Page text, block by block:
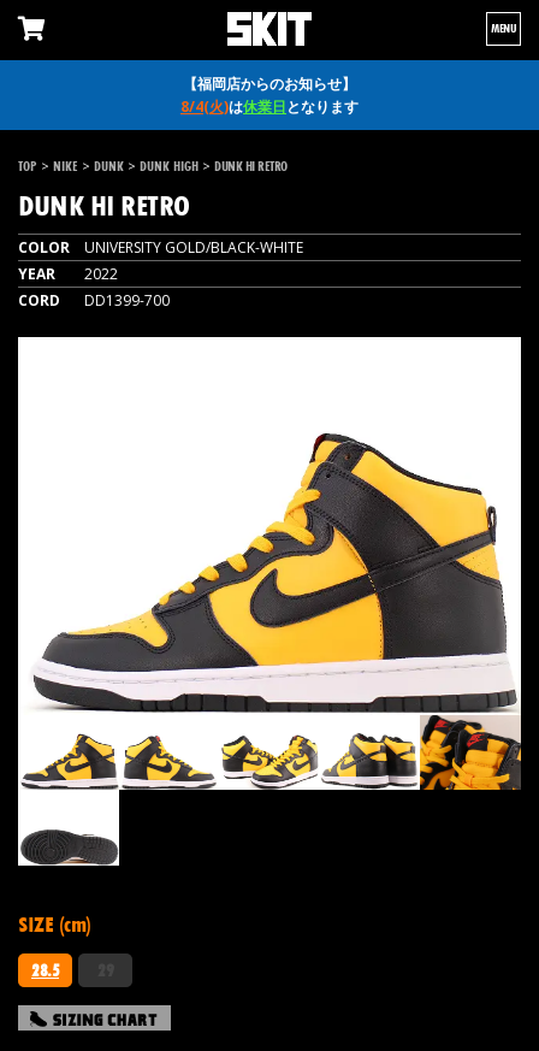
【福岡店からのお知らせ】
8/4(火)は休業日となります
MENU
TOP > NIKE > DUNK > DUNK HIGH > DUNK HI RETRO
DUNK HI RETRO
COLOR
UNIVERSITY GOLD/BLACK-WHITE
YEAR
2022
CORD
DD1399-700
SIZE (cm)
28.5